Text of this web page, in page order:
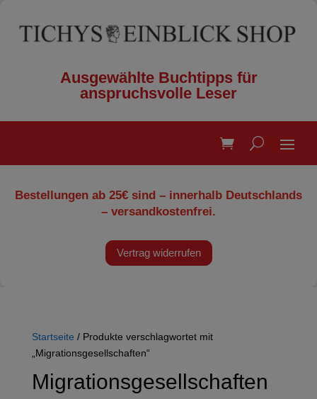
Ausgewählte Buchtipps für
anspruchsvolle Leser
Bestellungen ab 25€ sind – innerhalb Deutschlands
– versandkostenfrei.
Vertrag widerrufen
Startseite / Produkte verschlagwortet mit
„Migrationsgesellschaften“
Migrationsgesellschaften